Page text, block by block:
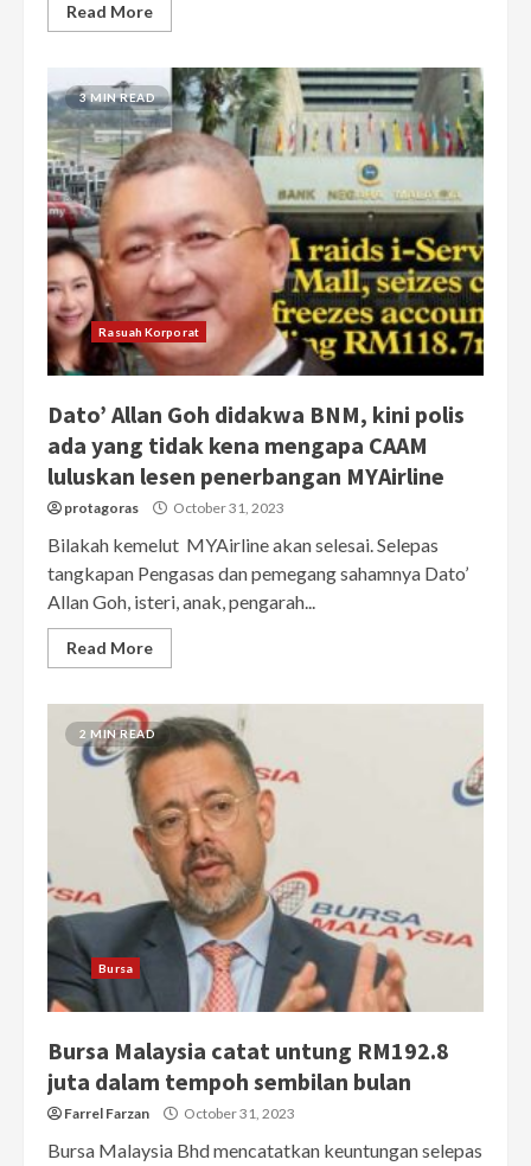
Read More
3 MIN READ
Rasuah Korporat
Dato’ Allan Goh didakwa BNM, kini polis
ada yang tidak kena mengapa CAAM
luluskan lesen penerbangan MYAirline
protagoras October 31, 2023
Bilakah kemelut MYAirline akan selesai. Selepas
tangkapan Pengasas dan pemegang sahamnya Dato’
Allan Goh, isteri, anak, pengarah...
Read More
2 MIN READ
Bursa
Bursa Malaysia catat untung RM192.8
juta dalam tempoh sembilan bulan
Farrel Farzan October 31, 2023
Bursa Malaysia Bhd mencatatkan keuntungan selepas